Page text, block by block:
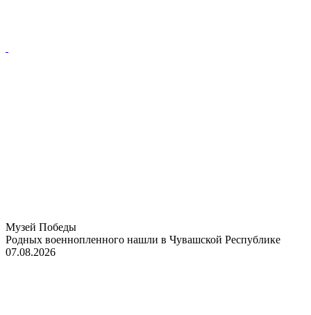
Музей Победы
Родных военнопленного нашли в Чувашской Республике
07.08.2026